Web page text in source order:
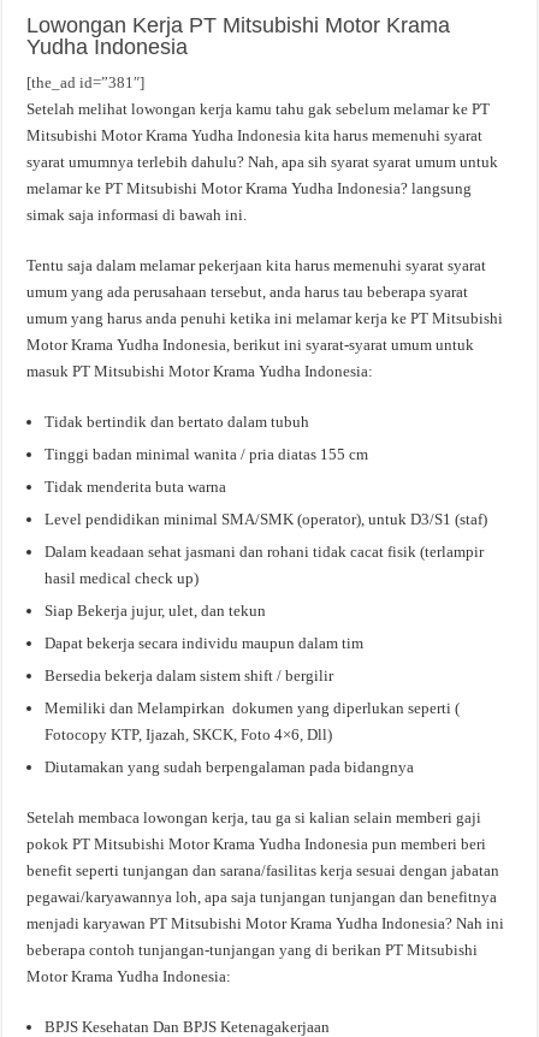
Lowongan Kerja PT Mitsubishi Motor Krama
Yudha Indonesia
[the_ad id=”381″]
Setelah melihat lowongan kerja kamu tahu gak sebelum melamar ke PT
Mitsubishi Motor Krama Yudha Indonesia kita harus memenuhi syarat
syarat umumnya terlebih dahulu? Nah, apa sih syarat syarat umum untuk
melamar ke PT Mitsubishi Motor Krama Yudha Indonesia? langsung
simak saja informasi di bawah ini.
Tentu saja dalam melamar pekerjaan kita harus memenuhi syarat syarat
umum yang ada perusahaan tersebut, anda harus tau beberapa syarat
umum yang harus anda penuhi ketika ini melamar kerja ke PT Mitsubishi
Motor Krama Yudha Indonesia, berikut ini syarat-syarat umum untuk
masuk PT Mitsubishi Motor Krama Yudha Indonesia:
Tidak bertindik dan bertato dalam tubuh
Tinggi badan minimal wanita / pria diatas 155 cm
Tidak menderita buta warna
Level pendidikan minimal SMA/SMK (operator), untuk D3/S1 (staf)
Dalam keadaan sehat jasmani dan rohani tidak cacat fisik (terlampir
hasil medical check up)
Siap Bekerja jujur, ulet, dan tekun
Dapat bekerja secara individu maupun dalam tim
Bersedia bekerja dalam sistem shift / bergilir
Memiliki dan Melampirkan dokumen yang diperlukan seperti (
Fotocopy KTP, Ijazah, SKCK, Foto 4×6, Dll)
Diutamakan yang sudah berpengalaman pada bidangnya
Setelah membaca lowongan kerja, tau ga si kalian selain memberi gaji
pokok PT Mitsubishi Motor Krama Yudha Indonesia pun memberi beri
benefit seperti tunjangan dan sarana/fasilitas kerja sesuai dengan jabatan
pegawai/karyawannya loh, apa saja tunjangan tunjangan dan benefitnya
menjadi karyawan PT Mitsubishi Motor Krama Yudha Indonesia? Nah ini
beberapa contoh tunjangan-tunjangan yang di berikan PT Mitsubishi
Motor Krama Yudha Indonesia:
BPJS Kesehatan Dan BPJS Ketenagakerjaan